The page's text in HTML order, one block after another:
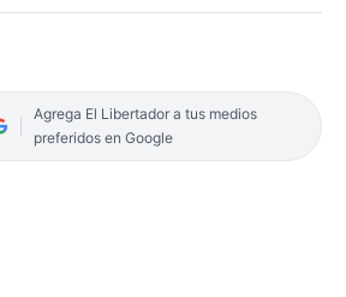
Agrega El Libertador a tus medios
preferidos en Google